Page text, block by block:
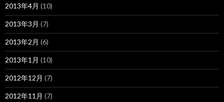
2013年4月 (10)
2013年3月 (7)
2013年2月 (6)
2013年1月 (10)
2012年12月 (7)
2012年11月 (7)